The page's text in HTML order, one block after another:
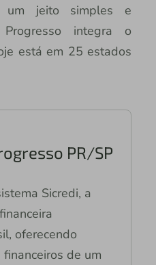
um jeito simples e
integra o
está em 25 estados
PR/SP
Sicredi, a
oferecendo
de um